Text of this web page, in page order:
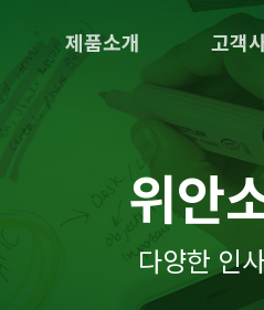
제품소개 고객
위안
다양한 인